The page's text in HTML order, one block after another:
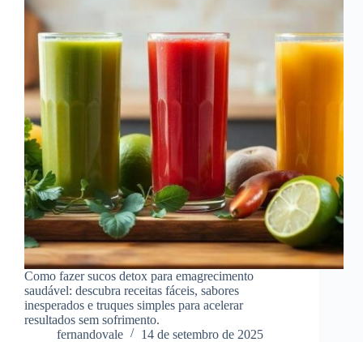
Como fazer sucos detox para emagrecimento
saudável: descubra receitas fáceis, sabores
inesperados e truques simples para acelerar
resultados sem sofrimento.
fernandovale
14 de setembro de 2025